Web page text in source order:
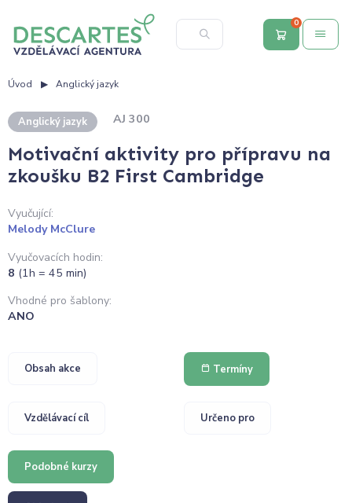
0
Úvod Anglický jazyk
Anglický jazyk AJ 300
Motivační aktivity pro přípravu na
zkoušku B2 First Cambridge
Vyučující:
Melody McClure
Vyučovacích hodin:
8 (1h = 45 min)
Vhodné pro šablony:
ANO
Obsah akce Termíny
Vzdělávací cíl Určeno pro
Podobné kurzy